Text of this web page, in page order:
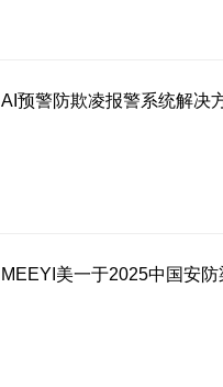
AI预警防欺凌报警系统解决
MEEYI美一于2025中国安